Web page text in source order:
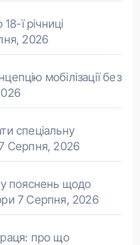
ї річниці
2026
мобілізації без
спеціальну
Серпня, 2026
пояснень щодо
7 Серпня, 2026
про що